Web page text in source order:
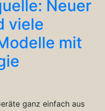
Neuer
viele
mit
ganz einfach aus